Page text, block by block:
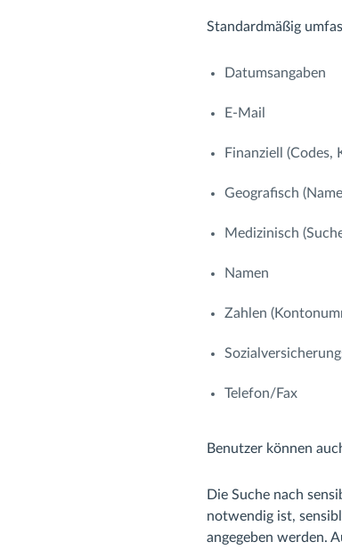
Standardmäßig
Datumsangaben
E-Mail
Finanziell
Geografisch
Medizinisch
Namen
Zahlen
Telefon/Fax
Benutzer können
Die Suche nach
notwendig ist,
angegeben werden.